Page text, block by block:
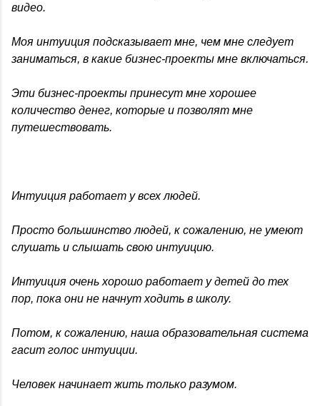
видео.
Моя интуиция подсказывает мне, чем мне следует
заниматься, в какие бизнес-проекты мне включаться.
Эти бизнес-проекты принесут мне хорошее
количество денег, которые и позволят мне
путешествовать.
Интуиция работает у всех людей.
Просто большинство людей, к сожалению, не умеют
слушать и слышать свою интуицию.
Интуиция очень хорошо работает у детей до тех
пор, пока они не начнут ходить в школу.
Потом, к сожалению, наша образовательная система
гасит голос интуиции.
Человек начинает жить только разумом.